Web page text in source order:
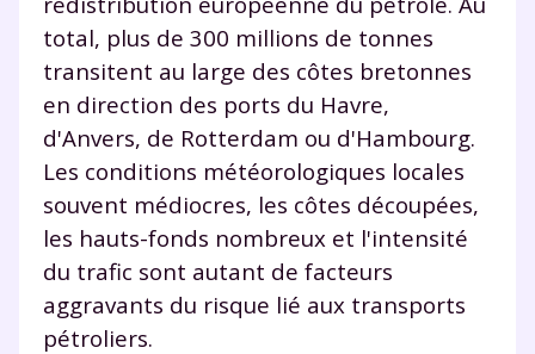
total, plus de 300 millions de tonnes
transitent au large des côtes bretonnes
en direction des ports du Havre,
d'Anvers, de Rotterdam ou d'Hambourg.
Les conditions météorologiques locales
souvent médiocres, les côtes découpées,
les hauts-fonds nombreux et l'intensité
du trafic sont autant de facteurs
aggravants du risque lié aux transports
pétroliers.